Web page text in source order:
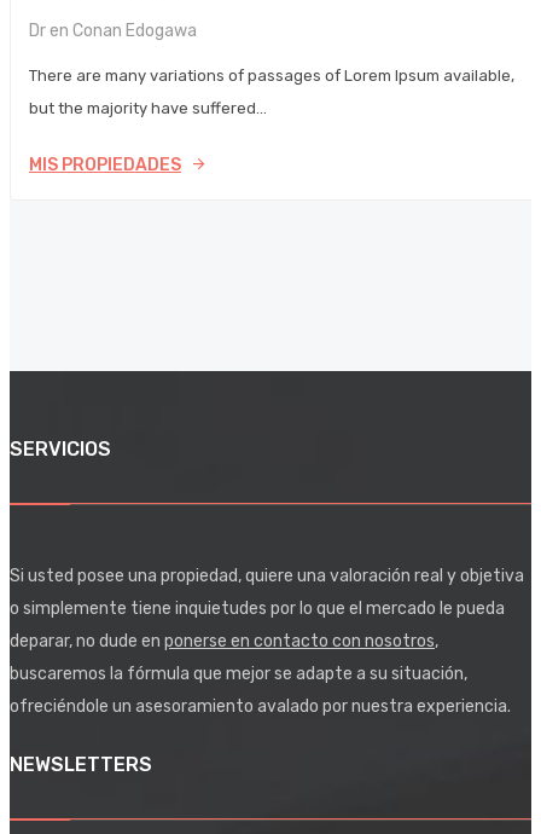
Dr en Conan Edogawa
There are many variations of passages of Lorem Ipsum available,
but the majority have suffered…
MIS PROPIEDADES
SERVICIOS
Si usted posee una propiedad, quiere una valoración real y objetiva
o simplemente tiene inquietudes por lo que el mercado le pueda
deparar, no dude en ponerse en contacto con nosotros,
buscaremos la fórmula que mejor se adapte a su situación,
ofreciéndole un asesoramiento avalado por nuestra experiencia.
NEWSLETTERS